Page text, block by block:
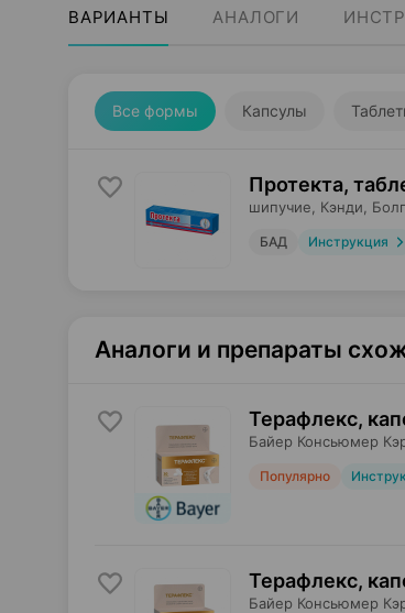
ВАРИАНТЫ АНАЛОГИ
Все формы Капсулы
Протекта,
шипучие, Кэнди ,
БАД Инструкция
Аналоги и препараты
Терафлекс,
Байер Консьюмер
Популярно
Терафлекс,
Байер Консьюмер